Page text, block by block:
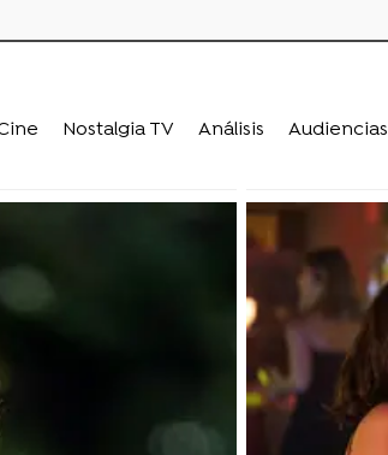
Nostalgia TV Análisis Audiencias